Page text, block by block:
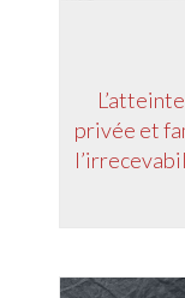
privée et